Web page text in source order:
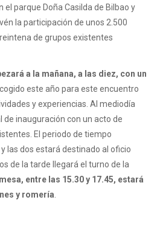
el parque Doña Casilda de Bilbao y
la participación de unos 2.500
de grupos existentes
a la mañana, a las diez, con un
este año para este encuentro
y experiencias. Al mediodía
inauguración con un acto de
El periodo de tiempo
las dos estará destinado al oficio
de la tarde llegará el turno de la
entre las 15.30 y 17.45, estará
y romería